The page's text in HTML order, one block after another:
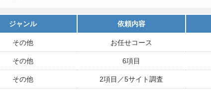
ジャンル 依頼内容
その他 お任せコース
その他 6項目
その他 2項目／5サイト調査